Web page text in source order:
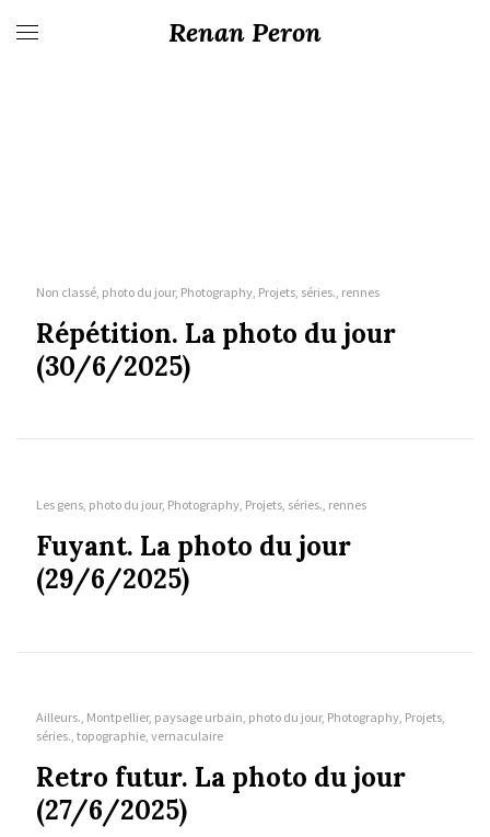
Renan Peron
Non classé, photo du jour, Photography, Projets, séries., rennes
Répétition. La photo du jour
(30/6/2025)
Les gens, photo du jour, Photography, Projets, séries., rennes
Fuyant. La photo du jour
(29/6/2025)
Ailleurs., Montpellier, paysage urbain, photo du jour, Photography, Projets,
séries., topographie, vernaculaire
Retro futur. La photo du jour
(27/6/2025)